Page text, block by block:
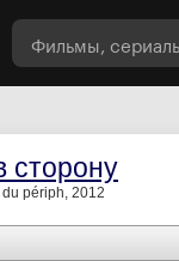
сторону
périph, 2012